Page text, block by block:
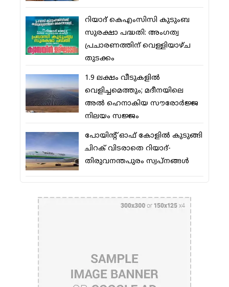
റിയാദ് കെഎംസിസി കുടുംബ
സുരക്ഷാ പദ്ധതി: അംഗത്വ
പ്രചാരണത്തിന് വെള്ളിയാഴ്ച
തുടക്കം
1.9 ലക്ഷം വീടുകളില്‍
വെളിച്ചമെത്തും; മദീനയിലെ
അല്‍ ഹെനാകിയ സൗരോര്‍ജ്ജ
നിലയം സജ്ജം
പോയിന്റ് ഓഫ് കോളില്‍ കുടുങ്ങി
ചിറക് വിടരാതെ റിയാദ്-
തിരുവനന്തപുരം സ്വപ്നങ്ങള്‍